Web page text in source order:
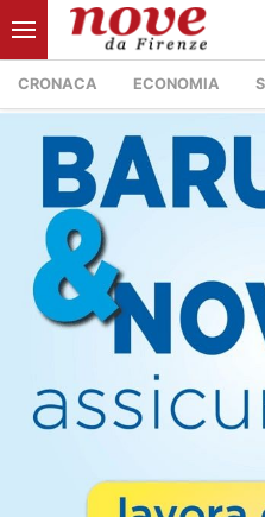
CRONACA ECONOMIA